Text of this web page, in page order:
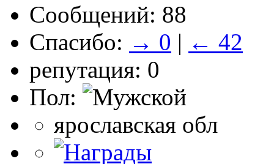
Сообщений: 88
Спасибо: → 0 | ← 42
репутация: 0
Пол:
ярославская обл